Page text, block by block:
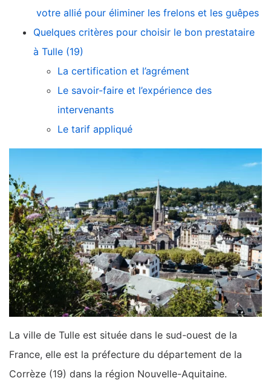
votre allié pour éliminer les frelons et les guêpes
Quelques critères pour choisir le bon prestataire
à Tulle (19)
La certification et l’agrément
Le savoir-faire et l’expérience des
intervenants
Le tarif appliqué
La ville de Tulle est située dans le sud-ouest de la
France, elle est la préfecture du département de la
Corrèze (19) dans la région Nouvelle-Aquitaine.